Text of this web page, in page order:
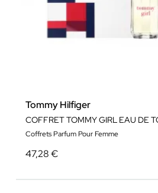
Tommy Hilfiger
COFFRET TOMMY GIRL EAU DE
Coffrets Parfum Pour Femme
47,28 €